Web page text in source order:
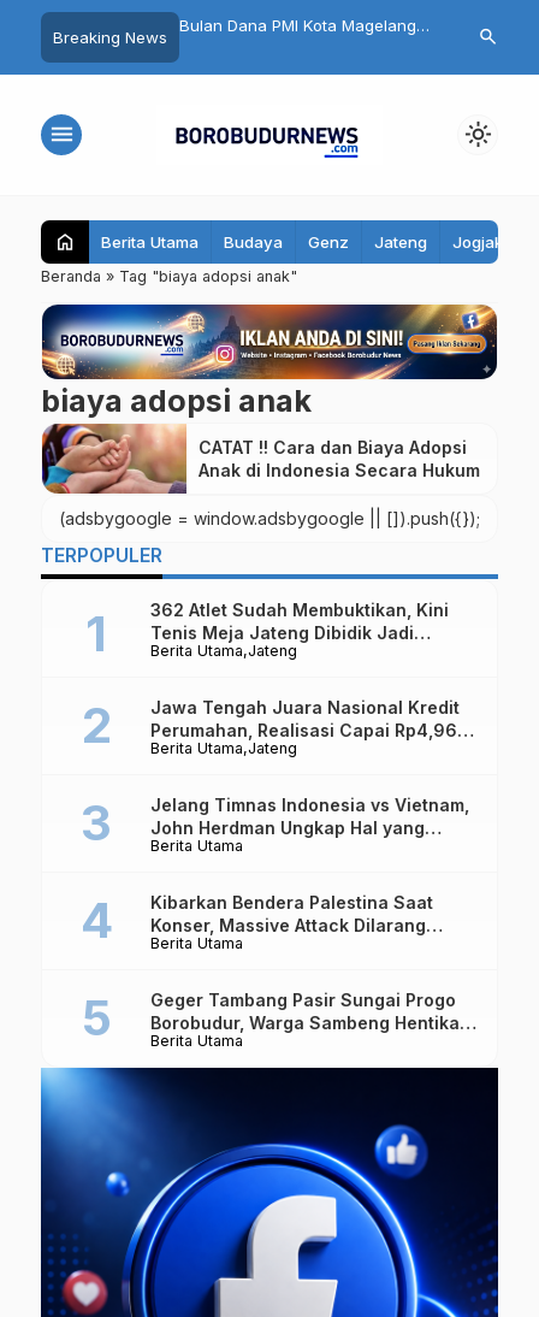
Breaking News
di Magelang Sukses
Pelari
Bulan Dana PMI Kota Magelang
32 Pelajar
search
menu light_mode
home Berita Utama Budaya Genz Jateng Jogjakarta
Beranda » Tag "biaya adopsi anak"
biaya adopsi anak
CATAT !! Cara dan Biaya Adopsi
Anak di Indonesia Secara Hukum
(adsbygoogle = window.adsbygoogle || []).push({});
TERPOPULER
Berita Utama Jateng
362 Atlet Sudah Membuktikan, Kini
Tenis Meja Jateng Dibidik Jadi
Kekuatan Nasional
Berita Utama Jateng
Jawa Tengah Juara Nasional Kredit
Perumahan, Realisasi Capai Rp4,96
Triliun
Berita Utama
Jelang Timnas Indonesia vs Vietnam,
John Herdman Ungkap Hal yang
Dipertaruhkan
Berita Utama
Kibarkan Bendera Palestina Saat
Konser, Massive Attack Dilarang
Masuk Singapura Lagi
Berita Utama
Geger Tambang Pasir Sungai Progo
Borobudur, Warga Sambeng Hentikan
Alat Berat dan Usir Truk